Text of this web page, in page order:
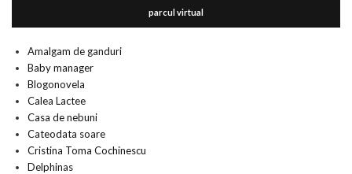
parcul virtual
Amalgam de ganduri
Baby manager
Blogonovela
Calea Lactee
Casa de nebuni
Cateodata soare
Cristina Toma Cochinescu
Delphinas